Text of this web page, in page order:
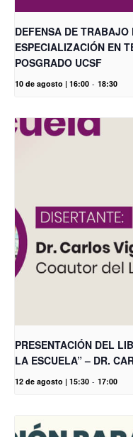
DEFENSA DE
ESPECIALIZACIÓN EN
POSGRADO UCSF
10 de agosto | 16:00 - 18:30
PRESENTACIÓN DEL
LA ESCUELA” – DR.
12 de agosto | 15:30 - 17:00